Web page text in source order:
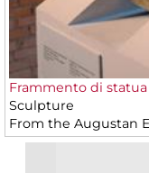
Frammento di
Sculpture
From the Augustan